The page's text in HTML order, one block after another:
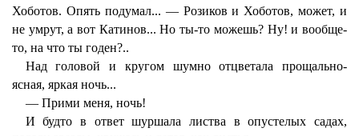
Хоботов. Опять подумал... — Розиков и Хоботов, может, и
не умрут, а вот Катинов... Но ты-то можешь? Ну! и вообще-
то, на что ты годен?..
Над головой и кругом шумно отцветала прощально-
ясная, яркая ночь...
— Прими меня, ночь!
И будто в ответ шуршала листва в опустелых садах,